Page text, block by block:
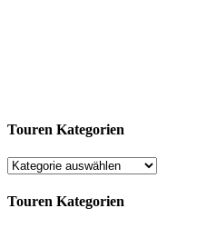
Touren Kategorien
Touren Kategorien